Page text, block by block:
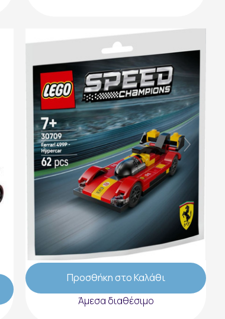
LEGO Speed Champions Ferrari
499P Hypercar - 30709
4,99 €
Προσθήκη στο Καλάθι
Άμεσα διαθέσιμο